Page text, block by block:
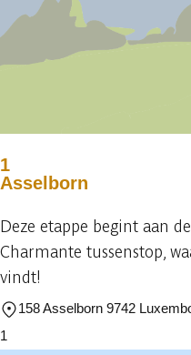
1
Asselborn
Deze etappe begint aan
Charmante tussenstop,
vindt!
158 Asselborn 9742
1